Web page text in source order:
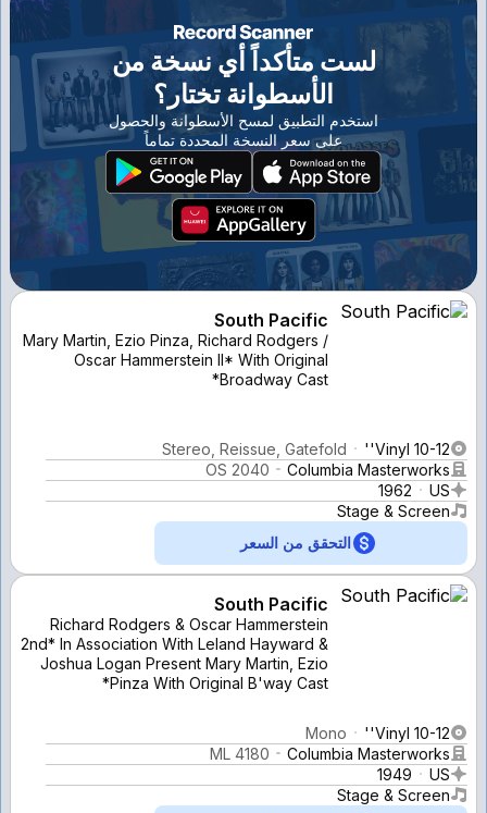
لست متأكداً أي نسخة من
الأسطوانة تختار؟
استخدم التطبيق لمسح الأسطوانة والحصول
على سعر النسخة المحددة تماماً
South Pacific
Mary Martin, Ezio Pinza, Richard Rodgers /
Oscar Hammerstein II* With Original
Broadway Cast*
Vinyl 10-12''
Stereo, Reissue, Gatefold
Columbia Masterworks
OS 2040
US
1962
Stage & Screen
التحقق من السعر
South Pacific
Richard Rodgers & Oscar Hammerstein
2nd* In Association With Leland Hayward &
Joshua Logan Present Mary Martin, Ezio
Pinza With Original B'way Cast*
Vinyl 10-12''
Mono
Columbia Masterworks
ML 4180
US
1949
Stage & Screen